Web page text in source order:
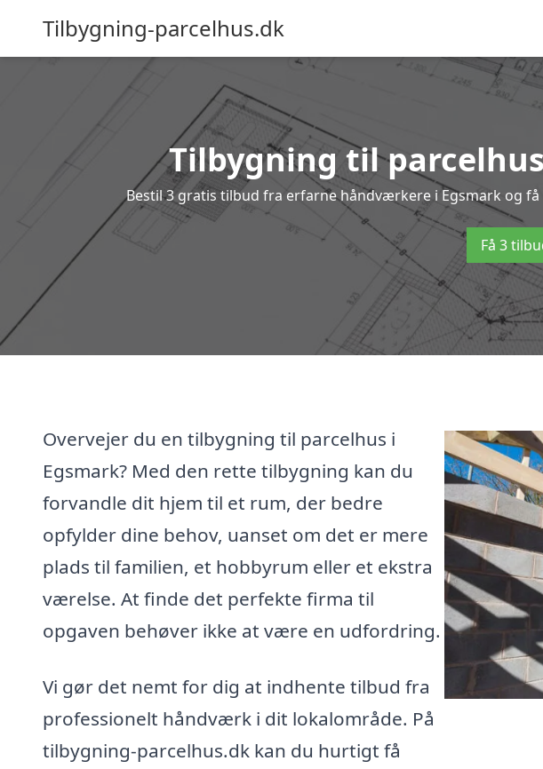
Tilbygning-parcelhus.dk
Tilbygning til
Bestil 3 gratis tilbud fra erfarne håndværkere i Egsmark og
Få 3
Overvejer du en tilbygning til parcelhus i
Egsmark? Med den rette tilbygning kan du
forvandle dit hjem til et rum, der bedre
opfylder dine behov, uanset om det er mere
plads til familien, et hobbyrum eller et ekstra
værelse. At finde det perfekte firma til
opgaven behøver ikke at være en udfordring.
Vi gør det nemt for dig at indhente tilbud fra
professionelt håndværk i dit lokalområde. På
tilbygning-parcelhus.dk kan du hurtigt få